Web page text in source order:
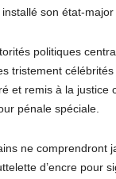
son état-major
politiques
tristement
et remis à la
pénale spéciale.
ne comprendront
d’encre pour